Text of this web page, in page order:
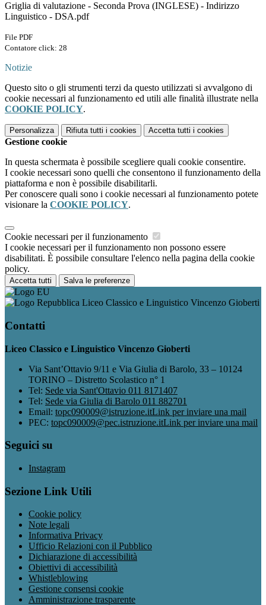
Griglia di valutazione - Seconda Prova (INGLESE) - Indirizzo
Linguistico - DSA.pdf
File PDF
Contatore click: 28
Notizie
Questo sito o gli strumenti terzi da questo utilizzati si avvalgono di
cookie necessari al funzionamento ed utili alle finalità illustrate nella
COOKIE POLICY.
Personalizza Rifiuta tutti i cookies Accetta tutti i cookies
Gestione cookie
In questa schermata è possibile scegliere quali cookie consentire.
I cookie necessari sono quelli che consentono il funzionamento della
piattaforma e non è possibile disabilitarli.
Per conoscere quali sono i cookie necessari al funzionamento potete
visionare la COOKIE POLICY.
Cookie necessari per il funzionamento
I cookie necessari per il funzionamento non possono essere
disabilitati. È possibile consultare l'elenco nella pagina della cookie
policy.
Accetta tutti Salva le preferenze
Liceo Classico e Linguistico Vincenzo Gioberti
Contatti
Liceo Classico e Linguistico Vincenzo Gioberti
Via Sant’Ottavio 9/11 e Via Giulia di Barolo, 33 – 10124
TORINO – Distretto Scolastico n° 1
Tel: Sede via Sant'Ottavio 011 8171407
Tel: Sede via Giulia di Barolo 011 882701
Email: topc090009@istruzione.itLink per inviare una mail
PEC: topc090009@pec.istruzione.itLink per inviare una mail
Seguici su
Instagram
Sezione Link Utili
Cookie policy
Note legali
Informativa Privacy
Ufficio Relazioni con il Pubblico
Dichiarazione di accessibilità
Obiettivi di accessibilità
Whistleblowing
Gestione consensi cookie
Amministrazione trasparente